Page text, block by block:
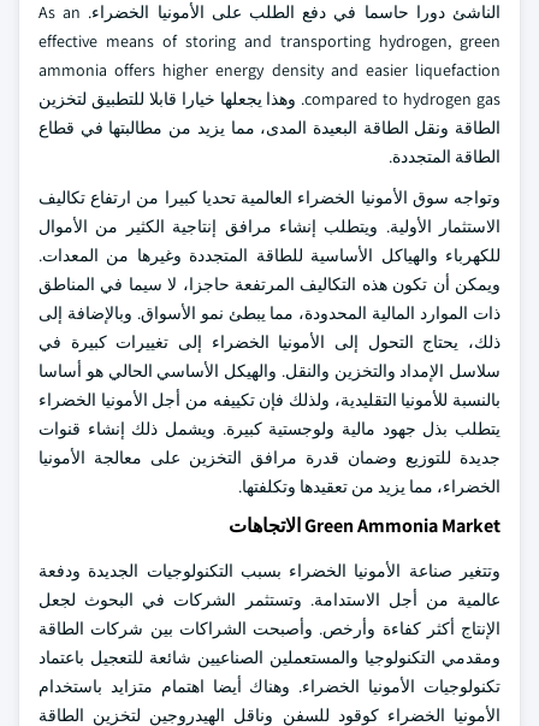
الناشئ دورا حاسما في دفع الطلب على الأمونيا الخضراء. As an
effective means of storing and transporting hydrogen, green
ammonia offers higher energy density and easier liquefaction
compared to hydrogen gas. وهذا يجعلها خيارا قابلا للتطبيق لتخزين
الطاقة ونقل الطاقة البعيدة المدى، مما يزيد من مطالبتها في قطاع
الطاقة المتجددة.
وتواجه سوق الأمونيا الخضراء العالمية تحديا كبيرا من ارتفاع تكاليف
الاستثمار الأولية. ويتطلب إنشاء مرافق إنتاجية الكثير من الأموال
للكهرباء والهياكل الأساسية للطاقة المتجددة وغيرها من المعدات.
ويمكن أن تكون هذه التكاليف المرتفعة حاجزا، لا سيما في المناطق
ذات الموارد المالية المحدودة، مما يبطئ نمو الأسواق. وبالإضافة إلى
ذلك، يحتاج التحول إلى الأمونيا الخضراء إلى تغييرات كبيرة في
سلاسل الإمداد والتخزين والنقل. والهيكل الأساسي الحالي هو أساسا
بالنسبة للأمونيا التقليدية، ولذلك فإن تكييفه من أجل الأمونيا الخضراء
يتطلب بذل جهود مالية ولوجستية كبيرة. ويشمل ذلك إنشاء قنوات
جديدة للتوزيع وضمان قدرة مرافق التخزين على معالجة الأمونيا
الخضراء، مما يزيد من تعقيدها وتكلفتها.
Green Ammonia Market الاتجاهات
وتتغير صناعة الأمونيا الخضراء بسبب التكنولوجيات الجديدة ودفعة
عالمية من أجل الاستدامة. وتستثمر الشركات في البحوث لجعل
الإنتاج أكثر كفاءة وأرخص. وأصبحت الشراكات بين شركات الطاقة
ومقدمي التكنولوجيا والمستعملين الصناعيين شائعة للتعجيل باعتماد
تكنولوجيات الأمونيا الخضراء. وهناك أيضا اهتمام متزايد باستخدام
الأمونيا الخضراء كوقود للسفن وناقل الهيدروجين لتخزين الطاقة